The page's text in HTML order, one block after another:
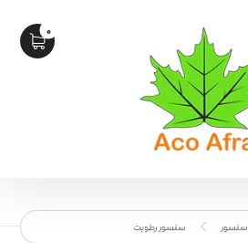
سنسور سنسور رطوبت